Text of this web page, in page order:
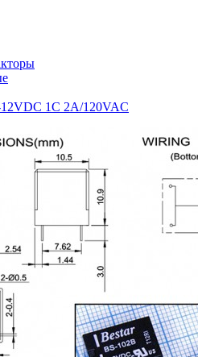
1C 2A/120VAC